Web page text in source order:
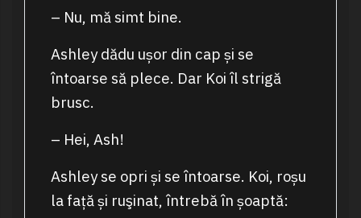
– Nu, mă simt bine.
Ashley dădu ușor din cap și se
întoarse să plece. Dar Koi îl strigă
brusc.
– Hei, Ash!
Ashley se opri și se întoarse. Koi, roșu
la față și ruşinat, întrebă în șoaptă: